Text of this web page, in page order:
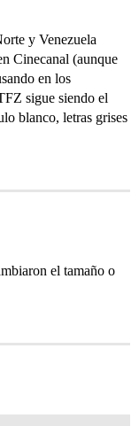
y Venezuela
Cinecanal (aunque
en los
sigue siendo el
blanco, letras grises
el tamaño o